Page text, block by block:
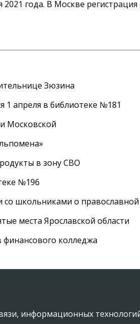
года. В Москве
Зюзина
1 апреля в библиотеке №181
Московской
в зону СВО
№196
школьниками о
места Ярославской области
колледжа
информационных